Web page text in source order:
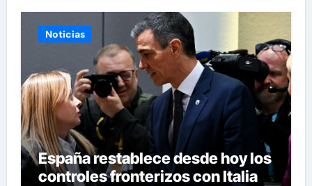
Noticias
España restablece desde hoy los
controles fronterizos con Italia